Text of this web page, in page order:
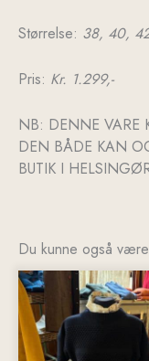
Størrelse: 38, 40,
Pris: Kr. 1.299,-
NB: DENNE VARE
DEN BÅDE KAN
BUTIK I
Du kunne også
Dette
vare
har
flere